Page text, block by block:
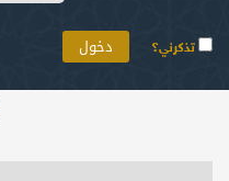
تذكرني؟